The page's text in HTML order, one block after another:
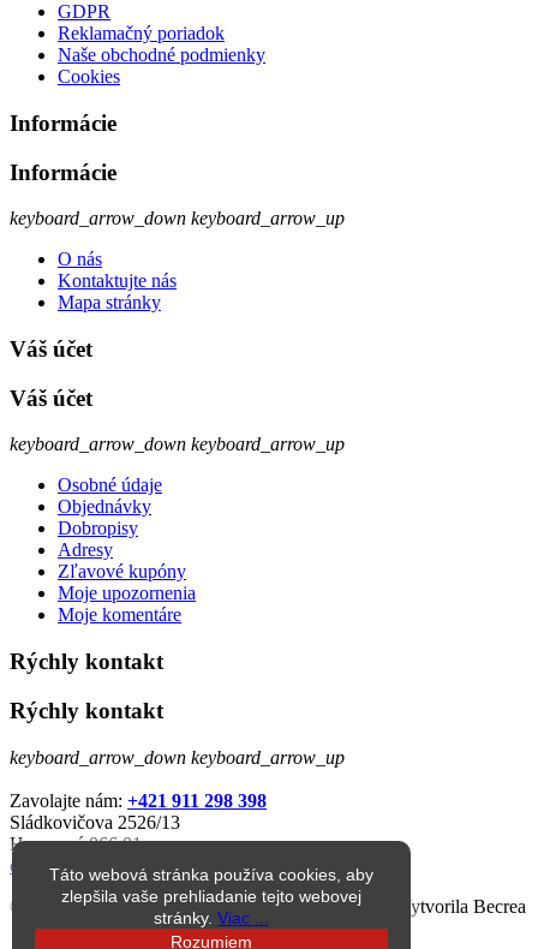
GDPR
Reklamačný poriadok
Naše obchodné podmienky
Cookies
Informácie
Informácie
keyboard_arrow_down keyboard_arrow_up
O nás
Kontaktujte nás
Mapa stránky
Váš účet
Váš účet
keyboard_arrow_down keyboard_arrow_up
Osobné údaje
Objednávky
Dobropisy
Adresy
Zľavové kupóny
Moje upozornenia
Moje komentáre
Rýchly kontakt
Rýchly kontakt
keyboard_arrow_down keyboard_arrow_up
Zavolajte nám: +421 911 298 398
Sládkovičova 2526/13
Humenné 066 01
eshop@jarkop.sk
Táto webová stránka používa cookies, aby
zlepšila vaše prehliadanie tejto webovej
stránky. Viac ...
Rozumiem
© 1998 – 2026 jarkop.sk Všetky práva vyhradené. Vytvorila Becrea